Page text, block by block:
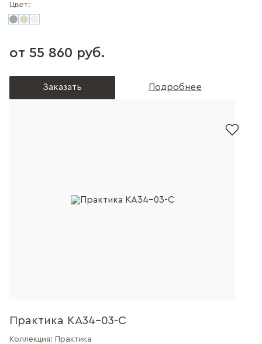
Цвет:
от 55 860 руб.
Заказать Подробнее
Практика КА34-03-С
Коллекция: Практика